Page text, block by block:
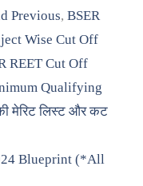
Previous, BSER
Wise Cut Off
REET Cut Off
Qualifying
मेरिट लिस्ट और कट
Blueprint (*All